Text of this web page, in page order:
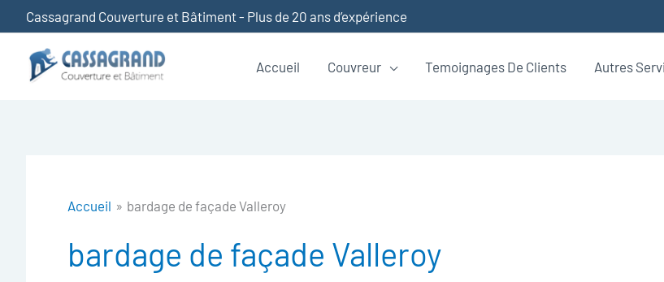
au
contenu
Cassagrand Couverture et Bâtiment - Plus de 20 ans d’expérience
Accueil Couvreur Temoignages De Clients Autres
Accueil bardage de façade Valleroy
bardage de façade Valleroy